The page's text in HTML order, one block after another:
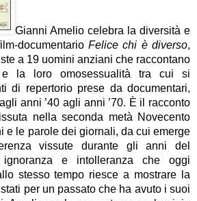
Gianni Amelio celebra la diversità e
documentario Felice chi è diverso,
a 19 uomini anziani che raccontano
e la loro omosessualità tra cui si
di repertorio prese da documentari,
anni ’40 agli anni ’70. È il racconto
nella seconda metà Novecento
e le parole dei giornali, da cui emerge
vissute durante gli anni del
e intolleranza che oggi
stesso tempo riesce a mostrare la
per un passato che ha avuto i suoi